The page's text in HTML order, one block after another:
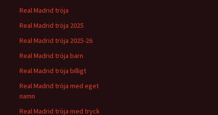
Real Madrid tröja
Real Madrid tröja 2025
Real Madrid tröja 2025-26
Real Madrid tröja barn
Real Madrid tröja billigt
Real Madrid tröja med eget
namn
Real Madrid tröja med tryck